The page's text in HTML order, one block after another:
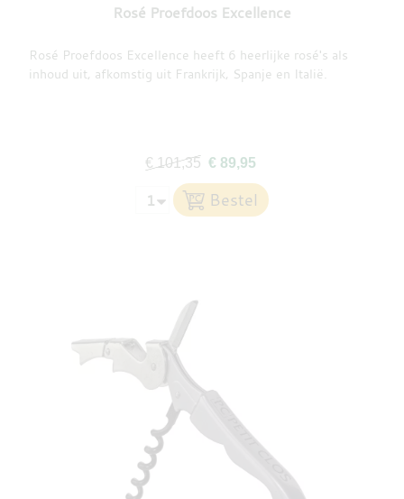
Rosé Proefdoos Excellence
Rosé Proefdoos Excellence heeft 6 heerlijke rosé's als
inhoud uit, afkomstig uit Frankrijk, Spanje en Italië.
€ 101,35 € 89,95